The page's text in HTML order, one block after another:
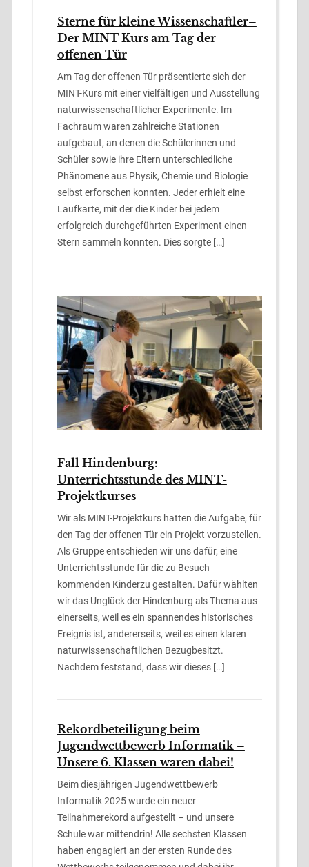
Sterne für kleine Wissenschaftler–
Der MINT Kurs am Tag der
offenen Tür
Am Tag der offenen Tür präsentierte sich der
MINT-Kurs mit einer vielfältigen und Ausstellung
naturwissenschaftlicher Experimente. Im
Fachraum waren zahlreiche Stationen
aufgebaut, an denen die Schülerinnen und
Schüler sowie ihre Eltern unterschiedliche
Phänomene aus Physik, Chemie und Biologie
selbst erforschen konnten. Jeder erhielt eine
Laufkarte, mit der die Kinder bei jedem
erfolgreich durchgeführten Experiment einen
Stern sammeln konnten. Dies sorgte […]
Fall Hindenburg:
Unterrichtsstunde des MINT-
Projektkurses
Wir als MINT-Projektkurs hatten die Aufgabe, für
den Tag der offenen Tür ein Projekt vorzustellen.
Als Gruppe entschieden wir uns dafür, eine
Unterrichtsstunde für die zu Besuch
kommenden Kinderzu gestalten. Dafür wählten
wir das Unglück der Hindenburg als Thema aus
einerseits, weil es ein spannendes historisches
Ereignis ist, andererseits, weil es einen klaren
naturwissenschaftlichen Bezugbesitzt.
Nachdem feststand, dass wir dieses […]
Rekordbeteiligung beim
Jugendwettbewerb Informatik –
Unsere 6. Klassen waren dabei!
Beim diesjährigen Jugendwettbewerb
Informatik 2025 wurde ein neuer
Teilnahmerekord aufgestellt – und unsere
Schule war mittendrin! Alle sechsten Klassen
haben engagiert an der ersten Runde des